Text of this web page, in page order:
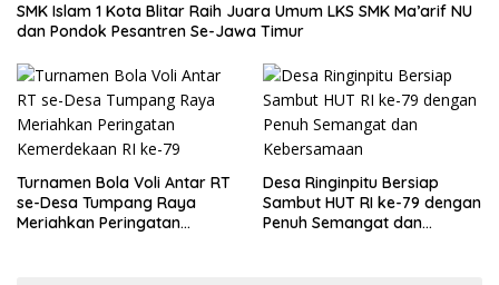
SMK Islam 1 Kota Blitar Raih Juara Umum LKS SMK Ma’arif NU
dan Pondok Pesantren Se-Jawa Timur
Turnamen Bola Voli Antar RT
se-Desa Tumpang Raya
Meriahkan Peringatan
Desa Ringinpitu Bersiap
Sambut HUT RI ke-79 dengan
Penuh Semangat dan